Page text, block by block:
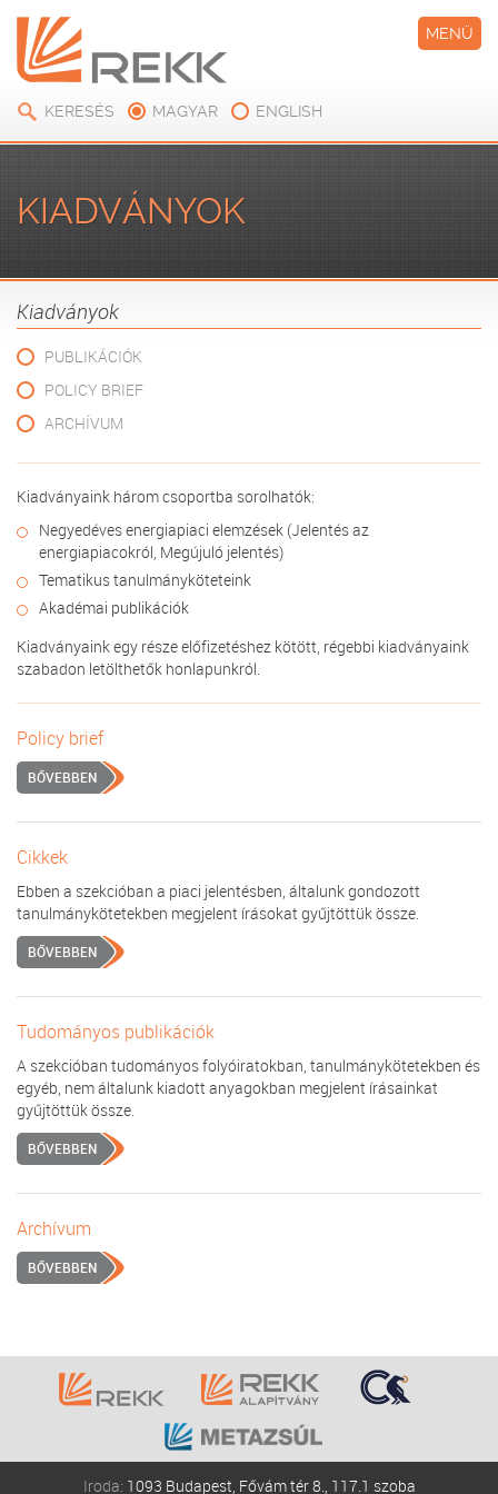
KERESÉS MAGYAR ENGLISH
MENÜ
KIADVÁNYOK
Kiadványok
PUBLIKÁCIÓK
POLICY BRIEF
ARCHÍVUM
Kiadványaink három csoportba sorolhatók:
Negyedéves energiapiaci elemzések (Jelentés az
energiapiacokról, Megújuló jelentés)
Tematikus tanulmányköteteink
Akadémai publikációk
Kiadványaink egy része előfizetéshez kötött, régebbi kiadványaink
szabadon letölthetők honlapunkról.
Policy brief
BŐVEBBEN
Cikkek
Ebben a szekcióban a piaci jelentésben, általunk gondozott
tanulmánykötetekben megjelent írásokat gyűjtöttük össze.
BŐVEBBEN
Tudományos publikációk
A szekcióban tudományos folyóiratokban, tanulmánykötetekben és
egyéb, nem általunk kiadott anyagokban megjelent írásainkat
gyűjtöttük össze.
BŐVEBBEN
Archívum
BŐVEBBEN
Iroda: 1093 Budapest, Fővám tér 8., 117.1 szoba